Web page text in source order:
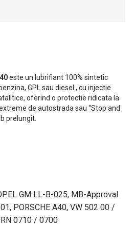
este un lubrifiant 100% sintetic
GPL sau diesel , cu injectie
oferind o protectie ridicata la
de autostrada sau “Stop and
prelungit.
GM LL-B-025, MB-Approval
PORSCHE A40, VW 502 00 /
0710 / 0700